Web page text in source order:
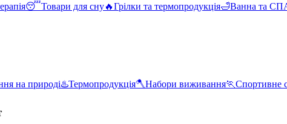
😴Товари для сну🔥Грілки та термопродукція🛁Ванна та
на природі♨️Термопродукція🪓Набори виживання🏃Спортивне